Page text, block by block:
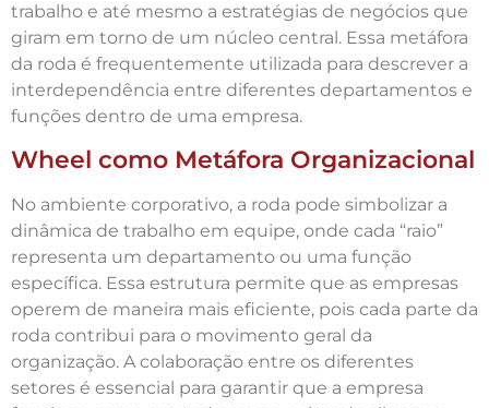
trabalho e até mesmo a estratégias de negócios que
giram em torno de um núcleo central. Essa metáfora
da roda é frequentemente utilizada para descrever a
interdependência entre diferentes departamentos e
funções dentro de uma empresa.
Wheel como Metáfora Organizacional
No ambiente corporativo, a roda pode simbolizar a
dinâmica de trabalho em equipe, onde cada “raio”
representa um departamento ou uma função
específica. Essa estrutura permite que as empresas
operem de maneira mais eficiente, pois cada parte da
roda contribui para o movimento geral da
organização. A colaboração entre os diferentes
setores é essencial para garantir que a empresa